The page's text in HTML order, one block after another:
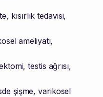
, kısırlık tedavisi,
ameliyatı,
,testis ağrısı,
şişme,varikosel